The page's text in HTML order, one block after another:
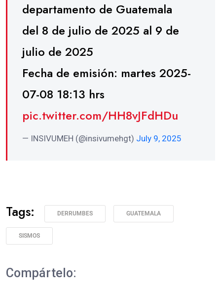
departamento de Guatemala
del 8 de julio de 2025 al 9 de
julio de 2025
Fecha de emisión: martes 2025-
07-08 18:13 hrs
pic.twitter.com/HH8vJFdHDu
— INSIVUMEH (@insivumehgt) July 9, 2025
Tags: DERRUMBES GUATEMALA
SISMOS
Compártelo: